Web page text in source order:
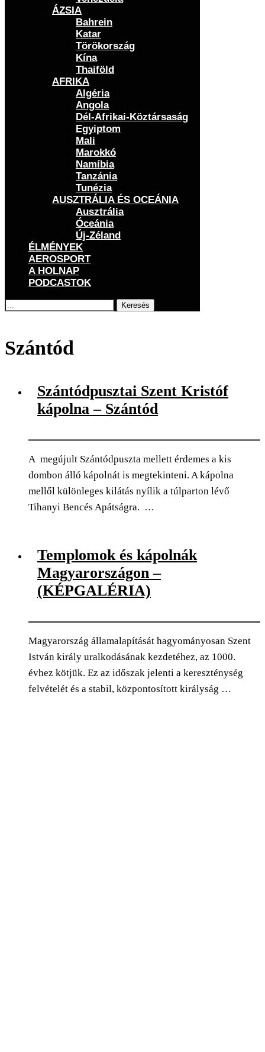
ÁZSIA
Bahrein
Katar
Törökország
Kína
Thaiföld
AFRIKA
Algéria
Angola
Dél-Afrikai-Köztársaság
Egyiptom
Mali
Marokkó
Namíbia
Tanzánia
Tunézia
AUSZTRÁLIA ÉS OCEÁNIA
Ausztrália
Óceánia
Új-Zéland
ÉLMÉNYEK
AEROSPORT
A HOLNAP
PODCASTOK
Keresés
Szántód
Szántódpusztai Szent Kristóf
kápolna – Szántód
A megújult Szántódpuszta mellett érdemes a kis
dombon álló kápolnát is megtekinteni. A kápolna
mellől különleges kilátás nyílik a túlparton lévő
Tihanyi Bencés Apátságra. …
Templomok és kápolnák
Magyarországon –
(KÉPGALÉRIA)
Magyarország államalapítását hagyományosan Szent
István király uralkodásának kezdetéhez, az 1000.
évhez kötjük. Ez az időszak jelenti a kereszténység
felvételét és a stabil, központosított királyság …